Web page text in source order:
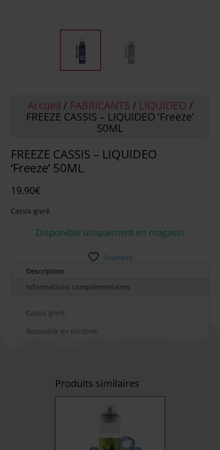
Accueil / FABRICANTS / LIQUIDEO /
FREEZE CASSIS – LIQUIDEO ‘Freeze’
50ML
FREEZE CASSIS – LIQUIDEO
‘Freeze’ 50ML
19.90€
Cassis givré.
Disponible uniquement en magasin
Souhaits
Description
Informations complémentaires
Cassis givré.
Boostable en nicotine.
Produits similaires